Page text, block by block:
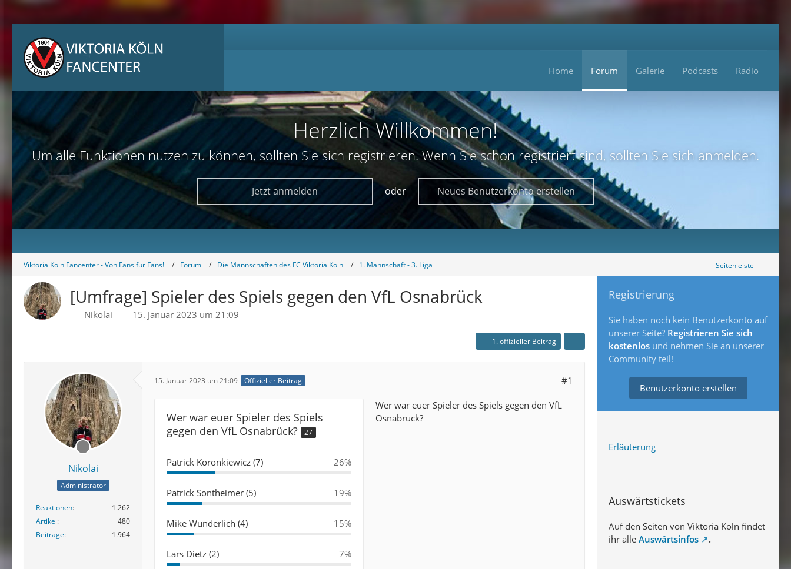
Home Forum Galerie Podcasts Radio
Herzlich Willkommen!
Um alle Funktionen nutzen zu können, sollten Sie sich registrieren. Wenn Sie schon registriert sind, sollten Sie sich anmelden.
Jetzt anmelden oder Neues Benutzerkonto erstellen
Viktoria Köln Fancenter - Von Fans für Fans! Forum Die Mannschaften des FC Viktoria Köln 1. Mannschaft - 3. Liga Seitenleiste
[Umfrage] Spieler des Spiels gegen den VfL Osnabrück
Nikolai 15. Januar 2023 um 21:09
1. offizieller Beitrag
Nikolai
Administrator
Reaktionen
1.262
Artikel
480
Beiträge
1.964
15. Januar 2023 um 21:09 Offizieller Beitrag #1
Wer war euer Spieler des Spiels
gegen den VfL Osnabrück?
27
Patrick Koronkiewicz (7) 26%
Patrick Sontheimer (5) 19%
Mike Wunderlich (4) 15%
Lars Dietz (2) 7%
Wer war euer Spieler des Spiels gegen den VfL
Osnabrück?
Registrierung
Sie haben noch kein Benutzerkonto auf
unserer Seite? Registrieren Sie sich
kostenlos und nehmen Sie an unserer
Community teil!
Benutzerkonto erstellen
Erläuterung
Auswärtstickets
Auf den Seiten von Viktoria Köln findet
ihr alle Auswärtsinfos .